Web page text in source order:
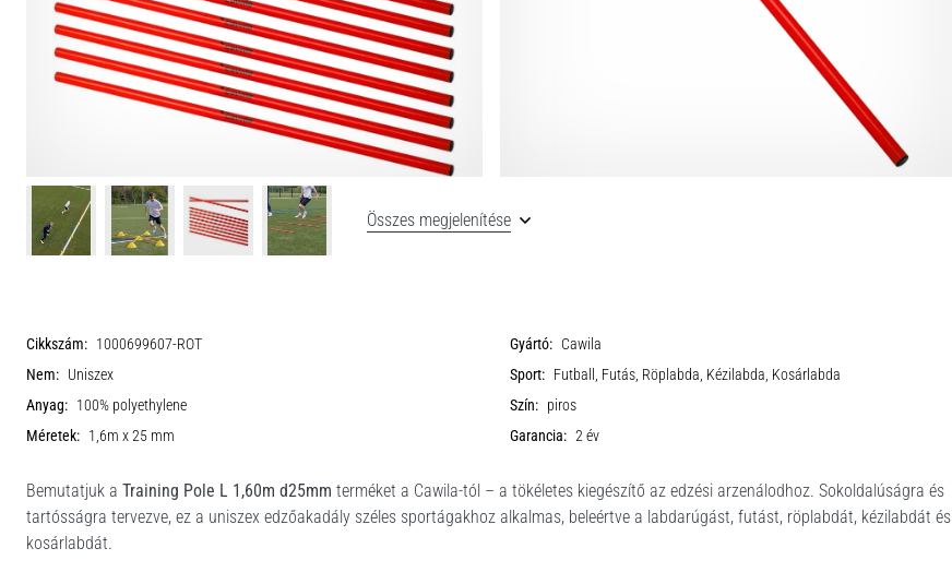
Összes megjelenítése
Cikkszám: 1000699607-ROT Gyártó: Cawila
Nem: Uniszex Sport: Futball, Futás, Röplabda, Kézilabda, Kosárlabda
Anyag: 100% polyethylene Szín: piros
Méretek: 1,6m x 25 mm Garancia: 2 év
Bemutatjuk a Training Pole L 1,60m d25mm terméket a Cawila-tól – a tökéletes kiegészítő az edzési arzenálodhoz. Sokoldalúságra és
tartósságra tervezve, ez a uniszex edzőakadály széles sportágakhoz alkalmas, beleértve a labdarúgást, futást, röplabdát, kézilabdát és
kosárlabdát.